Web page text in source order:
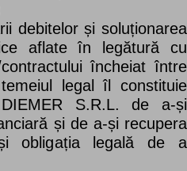
debitelor și soluționarea
aflate în legătură cu
încheiat între
legal îl constituie
S.R.L. de a-și
și de a-și recupera
obligația legală de a